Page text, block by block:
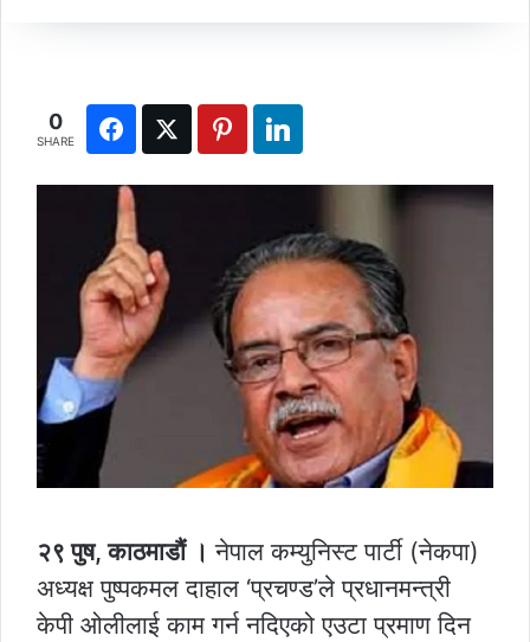
0
SHARE
२९ पुष, काठमाडौं । नेपाल कम्युनिस्ट पार्टी (नेकपा)
अध्यक्ष पुष्पकमल दाहाल ‘प्रचण्ड’ले प्रधानमन्त्री
केपी ओलीलाई काम गर्न नदिएको एउटा प्रमाण दिन